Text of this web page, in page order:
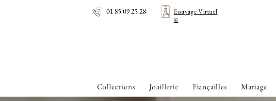
01 85 09 25 28
Essayage Virtuel
©
Collections Joaillerie Fiançailles Mariage